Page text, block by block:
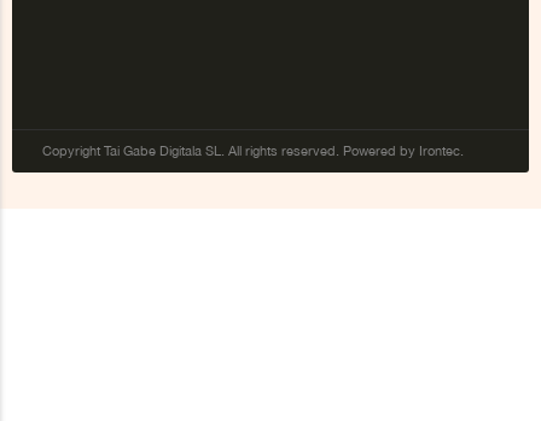
Copyright Tai Gabe Digitala SL. All rights reserved. Powered by Irontec.